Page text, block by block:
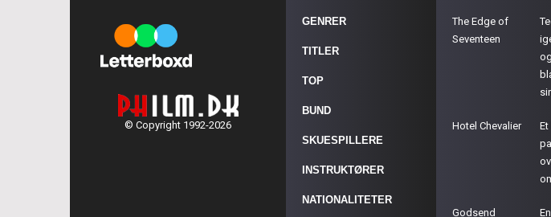
© Copyright 1992-2026
GENRER
TITLER
TOP
BUND
SKUESPILLERE
INSTRUKTØRER
NATIONALITETER
The Edge of
Seventeen
Hotel Chevalier
Godsend